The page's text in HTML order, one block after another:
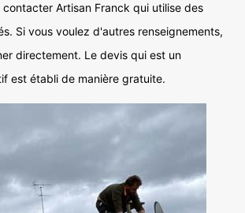
Artisan Franck qui utilise des
Si vous voulez d'autres renseignements,
directement. Le devis qui est un
est établi de manière gratuite.